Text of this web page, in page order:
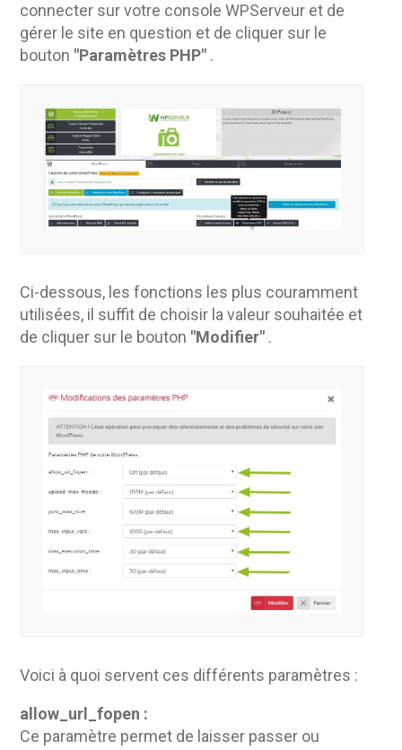
connecter sur votre console WPServeur et de
gérer le site en question et de cliquer sur le
bouton "Paramètres PHP" .
Ci-dessous, les fonctions les plus couramment
utilisées, il suffit de choisir la valeur souhaitée et
de cliquer sur le bouton "Modifier" .
Voici à quoi servent ces différents paramètres :
allow_url_fopen :
Ce paramètre permet de laisser passer ou